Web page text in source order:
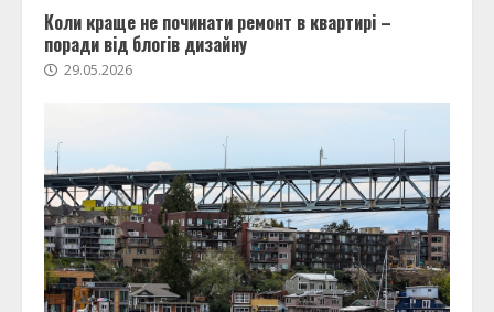
Коли краще не починати ремонт в квартирі –
поради від блогів дизайну
29.05.2026